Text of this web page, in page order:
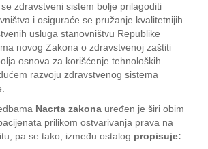
zdravstveni sistem bolje prilagoditi
i osiguraće se pružanje kvalitetnijih
usluga stanovništvu Republike
novog Zakona o zdravstvenoj zaštiti
osnova za korišćenje tehnoloških
razvoju zdravstvenog sistema
Nacrta zakona uređen je širi obim
prilikom ostvarivanja prava na
pa se tako, između ostalog propisuje: